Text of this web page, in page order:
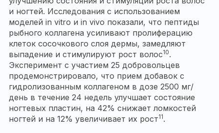
и ногтей. Исследования с использованием
моделей in vitro и in vivo показали, что пептиды
рыбного коллагена усиливают пролиферацию
клеток сосочкового слоя дермы, замедляют
выпадение и стимулируют рост волос10.
Эксперимент с участием 25 добровольцев
продемонстрировало, что прием добавок с
гидролизованным коллагеном в дозе 2500 мг/
день в течение 24 недель улучшает состояние
ногтевых пластин, на 42% снижает ломкостей
ногтей и на 12% увеличивает их рост11.